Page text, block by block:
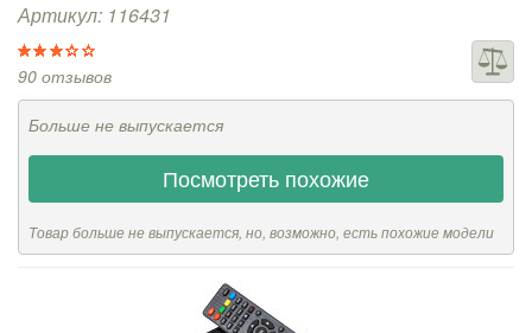
Артикул: 116431
90 отзывов
Больше не выпускается
Посмотреть похожие
Товар больше не выпускается, но, возможно, есть похожие модели